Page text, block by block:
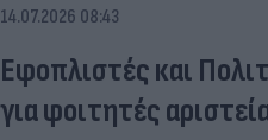
14.07.2026 08:43
Εφοπλιστές και
για φοιτητές